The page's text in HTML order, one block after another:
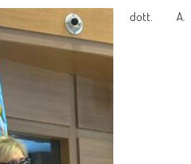
dott. A.